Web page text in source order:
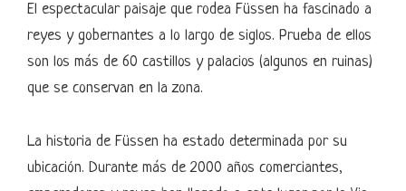
El espectacular paisaje que rodea Füssen ha fascinado a
reyes y gobernantes a lo largo de siglos. Prueba de ellos
son los más de 60 castillos y palacios (algunos en ruinas)
que se conservan en la zona.
La historia de Füssen ha estado determinada por su
ubicación. Durante más de 2000 años comerciantes,